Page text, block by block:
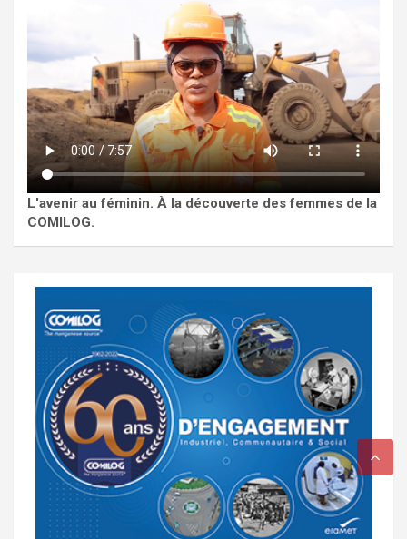
L'avenir au féminin. À la découverte des femmes de la
COMILOG.